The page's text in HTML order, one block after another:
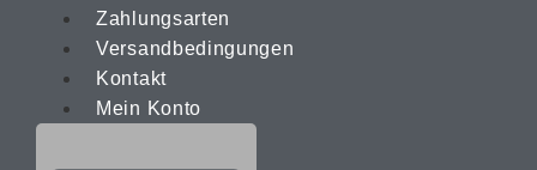
Zahlungsarten
Versandbedingungen
Kontakt
Mein Konto